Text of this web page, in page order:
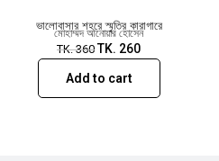
ভালোবাসার শহরে স্মৃতির কারাগারে
মোহাম্মদ আনোয়ার হোসেন
TK.360 TK. 260
Add to cart